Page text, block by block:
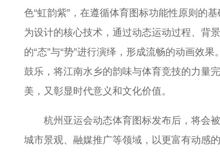
色“虹韵紫”，在遵循体育图标功能性原则的
为设计的核心技术，通过动态运动过程、背
的“态”与“势”进行演绎，形成流畅的动画效
鼓乐，将江南水乡的韵味与体育竞技的力量
美，又彰显时代意义和文化价值。
杭州亚运会动态体育图标发布后，将会被
城市景观、融媒推广等领域，以更富有动感